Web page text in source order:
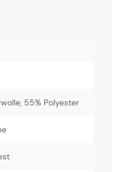
55% Polyester